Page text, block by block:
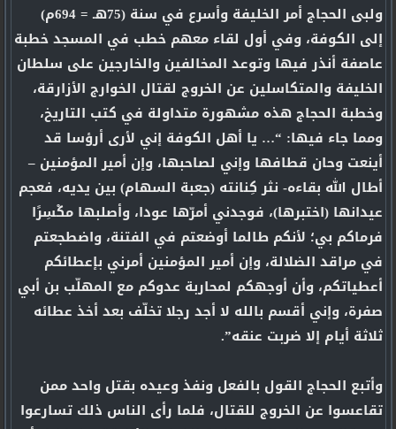
ولبى الحجاج أمر الخليفة وأسرع في سنة (75هـ = 694م)
إلى الكوفة، وفي أول لقاء معهم خطب في المسجد خطبة
عاصفة أنذر فيها وتوعد المخالفين والخارجين على سلطان
الخليفة والمتكاسلين عن الخروج لقتال الخوارج الأزارقة،
وخطبة الحجاج هذه مشهورة متداولة في كتب التاريخ،
ومما جاء فيها: “… يا أهل الكوفة إني لأرى أرؤسا قد
أينعت وحان قطافها وإني لصاحبها، وإن أمير المؤمنين –
أطال الله بقاءه- نثر كِنانته (جعبة السهام) بين يديه، فعجم
عيدانها (اختبرها)، فوجدني أمرّها عودا، وأصلبها مكْسِرًا
فرماكم بي؛ لأنكم طالما أوضعتم في الفتنة، واضطجعتم
في مراقد الضلالة، وإن أمير المؤمنين أمرني بإعطائكم
أعطياتكم، وأن أوجهكم لمحاربة عدوكم مع المهلّب بن أبي
صفرة، وإني أقسم بالله لا أجد رجلا تخلّف بعد أخذ عطائه
ثلاثة أيام إلا ضربت عنقه”.
وأتبع الحجاج القول بالفعل ونفذ وعيده بقتل واحد ممن
تقاعسوا عن الخروج للقتال، فلما رأى الناس ذلك تسارعوا